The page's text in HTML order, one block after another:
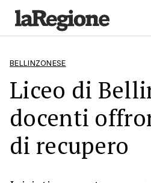
BELLINZONESE
Liceo di
docenti
di recupero